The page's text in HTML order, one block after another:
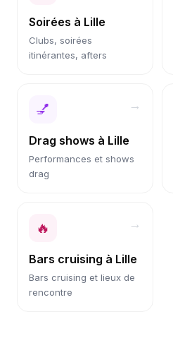
Soirées à Lille
Clubs, soirées
itinérantes, afters
💅 →
Drag shows à Lille
Performances et shows
drag
🔥 →
Bars cruising à Lille
Bars cruising et lieux de
rencontre